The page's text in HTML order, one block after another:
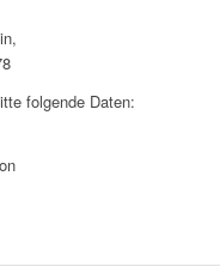
folgende Daten: